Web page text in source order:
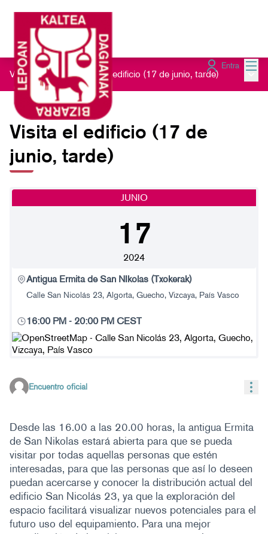
Entra
Visita el edificio / Visita el edificio (17 de junio, tarde)
Visita el edificio (17 de
junio, tarde)
JUNIO
17
2024
Antigua Ermita de San NIkolas (Txokerak)
Calle San Nicolás 23, Algorta, Guecho, Vizcaya, País Vasco
16:00 PM - 20:00 PM CEST
Encuentro oficial
Desde las 16.00 a las 20.00 horas, la antigua Ermita
de San Nikolas estará abierta para que se pueda
visitar por todas aquellas personas que estén
interesadas, para que las personas que así lo deseen
puedan acercarse y conocer la distribución actual del
edificio San Nicolás 23, ya que la exploración del
espacio facilitará visualizar nuevos potenciales para el
futuro uso del equipamiento. Para una mejor